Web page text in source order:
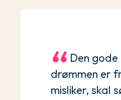
Den
drømmen er
misliker, skal